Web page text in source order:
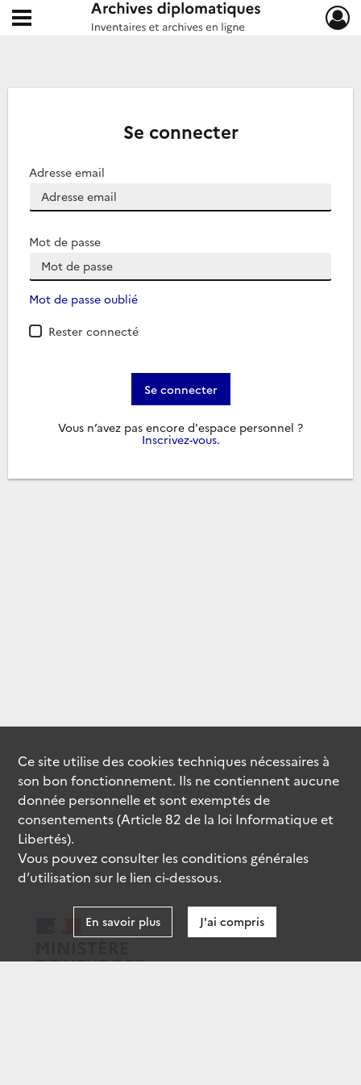
Archives diplomatiques
Ouvrir le menu déroulant
Se connecter
Adresse email
Mot de passe
Mot de passe oublié
Rester connecté
Se connecter
Vous n’avez pas encore d'espace personnel ?
Inscrivez-vous.
Ce site utilise descookiestechniques nécessaires à
son bon fonctionnement. Ils ne contiennent aucune
donnée personnelle et sont exemptés de
consentements (Article 82 de la loi Informatique et
Libertés).
Vous pouvez consulter les conditions générales
d’utilisation sur le lien ci-dessous.
En savoir plus J'ai compris